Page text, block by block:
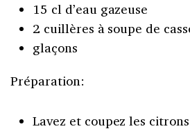
15 cl d’eau gazeuse
2 cuillères à soupe de
glaçons
Préparation:
Lavez et coupez les